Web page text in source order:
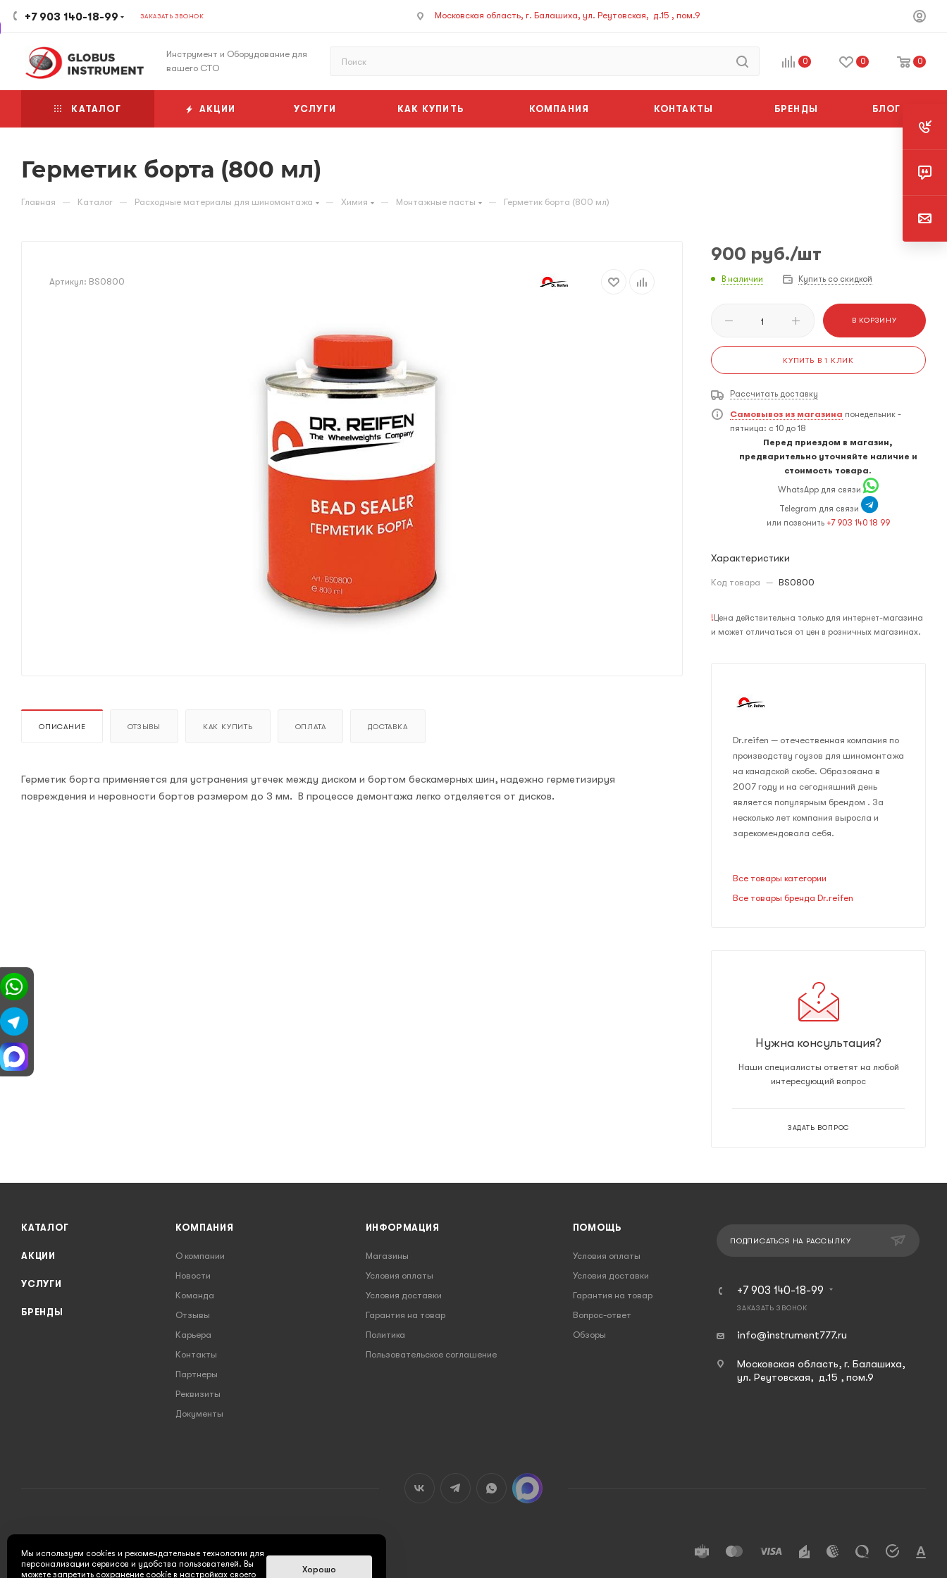
+7 903 140-18-99 ЗАКАЗАТЬ ЗВОНОК Московская область, г. Балашиха, ул. Реутовская, д.15 , пом.9
Инструмент и Оборудование для
вашего СТО
0 0 0
КАТАЛОГ АКЦИИ УСЛУГИ КАК КУПИТЬ КОМПАНИЯ КОНТАКТЫ БРЕНДЫ БЛОГ
Герметик борта (800 мл)
Главная — Каталог — Расходные материалы для шиномонтажа — Химия — Монтажные пасты — Герметик борта (800 мл)
Артикул: BS0800
ОПИСАНИЕ ОТЗЫВЫ КАК КУПИТЬ ОПЛАТА ДОСТАВКА
Герметик борта применяется для устранения утечек между диском и бортом бескамерных шин, надежно герметизируя
повреждения и неровности бортов размером до 3 мм. В процессе демонтажа легко отделяется от дисков.
900 руб./шт
В наличии Купить со скидкой
В КОРЗИНУ
КУПИТЬ В 1 КЛИК
Рассчитать доставку
Самовывоз из магазина понедельник -
пятница: с 10 до 18
Перед приездом в магазин,
предварительно уточняйте наличие и
стоимость товара.
WhatsApp для связи
Telegram для связи
или позвонить +7 903 140 18 99
Характеристики
Код товара — BS0800
! Цена действительна только для интернет-магазина
и может отличаться от цен в розничных магазинах.
Dr.reifen — отечественная компания по
производству гоузов для шиномонтажа
на канадской скобе. Образована в
2007 году и на сегодняшний день
является популярным брендом . За
несколько лет компания выросла и
зарекомендовала себя.
Все товары категории
Все товары бренда Dr.reifen
Нужна консультация?
Наши специалисты ответят на любой
интересующий вопрос
ЗАДАТЬ ВОПРОС
КАТАЛОГ
АКЦИИ
УСЛУГИ
БРЕНДЫ
КОМПАНИЯ
О компании
Новости
Команда
Отзывы
Карьера
Контакты
Партнеры
Реквизиты
Документы
ИНФОРМАЦИЯ
Магазины
Условия оплаты
Условия доставки
Гарантия на товар
Политика
Пользовательское соглашение
ПОМОЩЬ
Условия оплаты
Условия доставки
Гарантия на товар
Вопрос-ответ
Обзоры
ПОДПИСАТЬСЯ НА РАССЫЛКУ
+7 903 140-18-99
ЗАКАЗАТЬ ЗВОНОК
info@instrument777.ru
Московская область, г. Балашиха,
ул. Реутовская, д.15 , пом.9
Мы используем cookies и рекомендательные технологии для
персонализации сервисов и удобства пользователей. Вы
можете запретить сохранение cookie в настройках своего
Хорошо